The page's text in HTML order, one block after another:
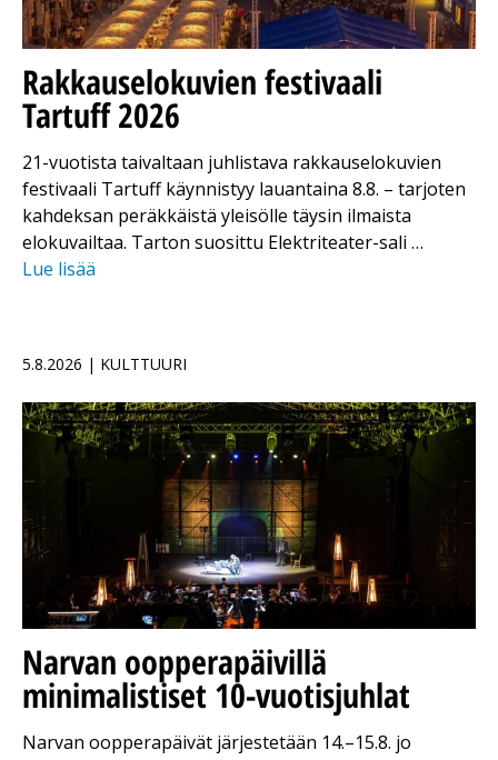
Rakkauselokuvien festivaali
Tartuff 2026
21-vuotista taivaltaan juhlistava rakkauselokuvien
festivaali Tartuff käynnistyy lauantaina 8.8. – tarjoten
kahdeksan peräkkäistä yleisölle täysin ilmaista
elokuvailtaa. Tarton suosittu Elektriteater-sali …
Lue lisää
5.8.2026 | KULTTUURI
Narvan oopperapäivillä
minimalistiset 10-vuotisjuhlat
Narvan oopperapäivät järjestetään 14.–15.8. jo